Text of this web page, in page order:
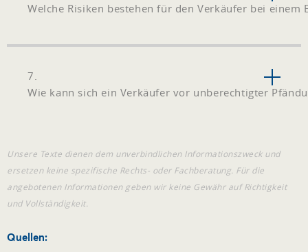
Welche Risiken bestehen für den Verkäufer bei einem
7.
Wie kann sich ein Verkäufer vor unberechtigter
Unsere Texte dienen dem unverbindlichen Informationszweck und
ersetzen keine spezifische Rechts- oder Fachberatung. Für die
angebotenen Informationen geben wir keine Gewähr auf Richtigkeit
und Vollständigkeit.
Quellen: